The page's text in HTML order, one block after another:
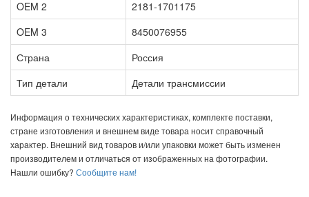
OEM 2
2181-1701175
OEM 3
8450076955
Страна
Россия
Тип детали
Детали трансмиссии
Информация о технических характеристиках, комплекте поставки,
стране изготовления и внешнем виде товара носит справочный
характер. Внешний вид товаров и/или упаковки может быть изменен
производителем и отличаться от изображенных на фотографии.
Нашли ошибку? Сообщите нам!